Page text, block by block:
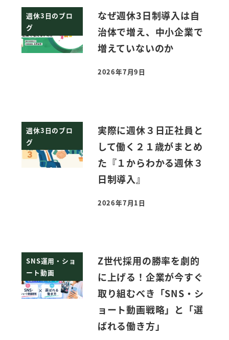
週休3日のブロ
グ
なぜ週休3日制導入は自
治体で増え、中小企業で
増えていないのか
投稿日
2026年7月9日
週休3日のブロ
グ
実際に週休３日正社員と
して働く２１歳がまとめ
た『１からわかる週休３
日制導入』
投稿日
2026年7月1日
SNS運用・ショ
ート動画
Z世代採用の勝率を劇的
に上げる！企業が今すぐ
取り組むべき「SNS・シ
ョート動画戦略」と「選
ばれる働き方」